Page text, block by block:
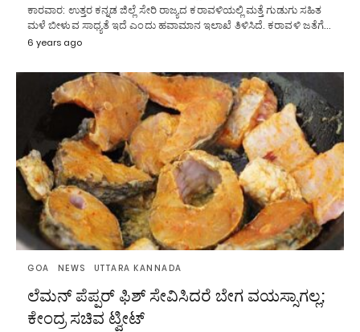
ಕಾರವಾರ: ಉತ್ತರ ಕನ್ನಡ ಜಿಲ್ಲೆ ಸೇರಿ ರಾಜ್ಯದ ಕರಾವಳಿಯಲ್ಲಿ ಮತ್ತೆ ಗುಡುಗು ಸಹಿತ
ಮಳೆ ಬೀಳುವ ಸಾಧ್ಯತೆ ಇದೆ ಎಂದು ಹವಾಮಾನ ಇಲಾಖೆ ತಿಳಿಸಿದೆ. ಕರಾವಳಿ ಜತೆಗೆ…
6 years ago
GOA NEWS UTTARA KANNADA
ಲೆಮನ್ ಪೆಪ್ಪರ್ ಫಿಶ್ ಸೇವಿಸಿದರೆ ಬೇಗ ವಯಸ್ಸಾಗಲ್ಲ;
ಕೇಂದ್ರ ಸಚಿವ ಟ್ವೀಟ್